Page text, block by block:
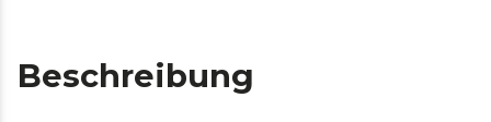
Beschreibung